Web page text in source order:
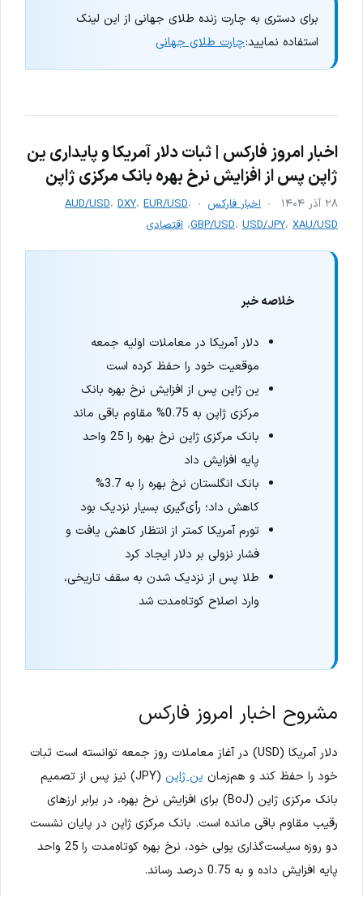
برای دستری به چارت زنده طلای جهانی از این لینک
استفاده نمایید:چارت طلای جهانی
اخبار امروز فارکس | ثبات دلار آمریکا و پایداری ین
ژاپن پس از افزایش نرخ بهره بانک مرکزی ژاپن
۲۸ آذر ۱۴۰۴ اخبار فارکس AUD/USD، DXY، EUR/USD،
GBP/USD، USD/JPY، XAU/USD ، اقتصادی
خلاصه خبر
دلار آمریکا در معاملات اولیه جمعه
موقعیت خود را حفظ کرده است
ین ژاپن پس از افزایش نرخ بهره بانک
مرکزی ژاپن به 0.75% مقاوم باقی ماند
بانک مرکزی ژاپن نرخ بهره را 25 واحد
پایه افزایش داد
بانک انگلستان نرخ بهره را به 3.7%
کاهش داد؛ رأی‌گیری بسیار نزدیک بود
تورم آمریکا کمتر از انتظار کاهش یافت و
فشار نزولی بر دلار ایجاد کرد
طلا پس از نزدیک شدن به سقف تاریخی،
وارد اصلاح کوتاه‌مدت شد
مشروح اخبار امروز فارکس
دلار آمریکا (USD) در آغاز معاملات روز جمعه توانسته است ثبات
خود را حفظ کند و هم‌زمان ین ژاپن
(JPY) نیز پس از تصمیم
بانک مرکزی ژاپن (BoJ) برای افزایش نرخ بهره، در برابر ارزهای
رقیب مقاوم باقی مانده است. بانک مرکزی ژاپن در پایان نشست
دو روزه سیاست‌گذاری پولی خود، نرخ بهره کوتاه‌مدت را 25 واحد
پایه افزایش داده و به 0.75 درصد رساند.